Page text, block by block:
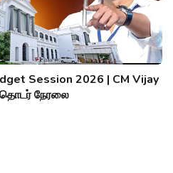
Session 2026 | CM Vijay
தொடர் நேரலை